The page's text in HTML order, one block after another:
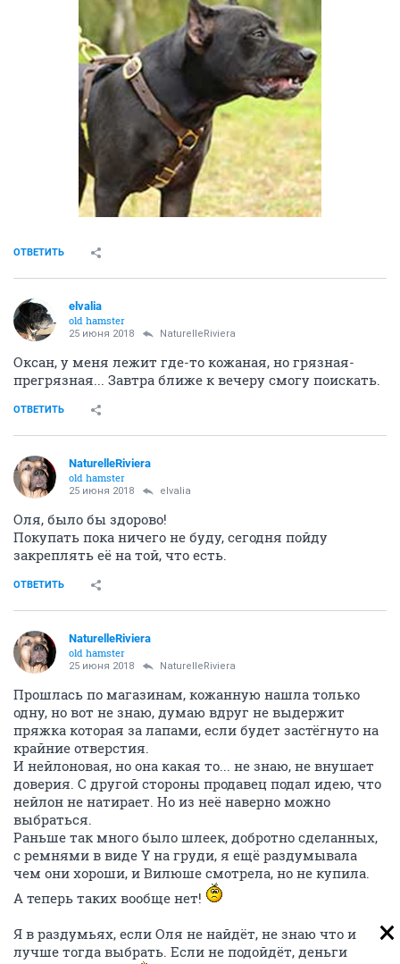
ОТВЕТИТЬ
elvalia
old hamster
25 июня 2018 NaturelleRiviera
Оксан, у меня лежит где-то кожаная, но грязная-
прегрязная... Завтра ближе к вечеру смогу поискать.
ОТВЕТИТЬ
NaturelleRiviera
old hamster
25 июня 2018 elvalia
Оля, было бы здорово!
Покупать пока ничего не буду, сегодня пойду
закреплять её на той, что есть.
ОТВЕТИТЬ
NaturelleRiviera
old hamster
25 июня 2018 NaturelleRiviera
Прошлась по магазинам, кожанную нашла только
одну, но вот не знаю, думаю вдруг не выдержит
пряжка которая за лапами, если будет застёгнуто на
крайние отверстия.
И нейлоновая, но она какая то... не знаю, не внушает
доверия. С другой стороны продавец подал идею, что
нейлон не натирает. Но из неё наверно можно
выбраться.
Раньше так много было шлеек, добротно сделанных,
с ремнями в виде Y на груди, я ещё раздумывала
чем они хороши, и Вилюше смотрела, но не купила.
А теперь таких вообще нет!
Я в раздумьях, если Оля не найдёт, не знаю что и
лучше тогда выбрать. Если не подойдёт, деньги